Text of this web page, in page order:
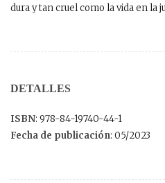
dura y tan cruel como la vida en la
DETALLES
ISBN: 978-84-19740-44-1
Fecha de publicación: 05/2023